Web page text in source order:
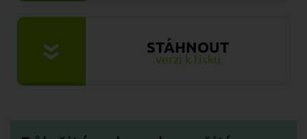
» STÁHNOUT
verzi k tisku